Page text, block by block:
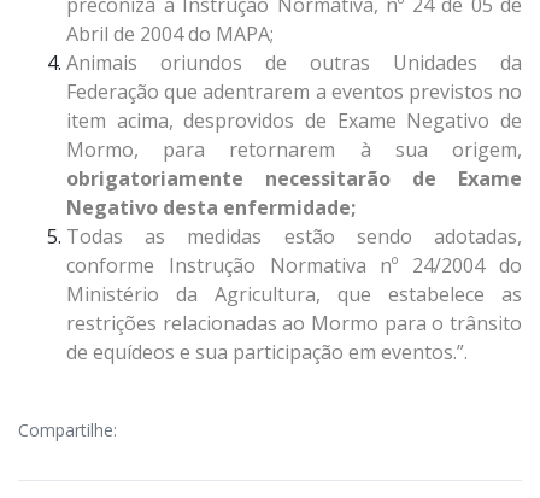
Abril de 2004 do MAPA;
Animais oriundos de outras Unidades da
Federação que adentrarem a eventos previstos no
item acima, desprovidos de Exame Negativo de
Mormo, para retornarem à sua origem,
obrigatoriamente necessitarão de Exame
Negativo desta enfermidade;
Todas as medidas estão sendo adotadas,
conforme Instrução Normativa nº 24/2004 do
Ministério da Agricultura, que estabelece as
restrições relacionadas ao Mormo para o trânsito
de equídeos e sua participação em eventos.”.
Compartilhe: